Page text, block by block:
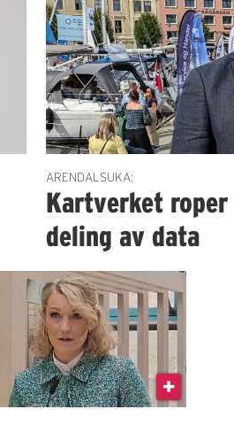
ARENDALSUKA:
Kartverket
deling av data